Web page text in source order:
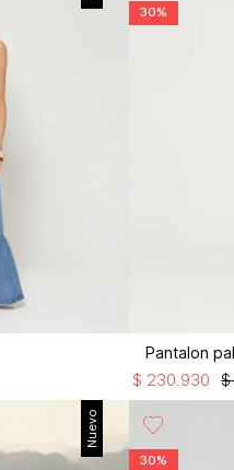
30%
Pantalon
$
$ 230.930
Nuevo
30%